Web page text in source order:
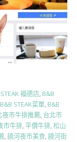
福德店, B&B
B&B STEAK菜單, B&B
夜市牛排推薦, 台北市
市牛排,平價牛排,松山
,饒河夜市美食,饒河街